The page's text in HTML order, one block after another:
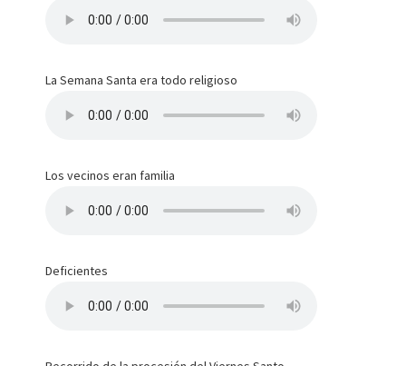
La Semana Santa era todo religioso
Los vecinos eran familia
Deficientes